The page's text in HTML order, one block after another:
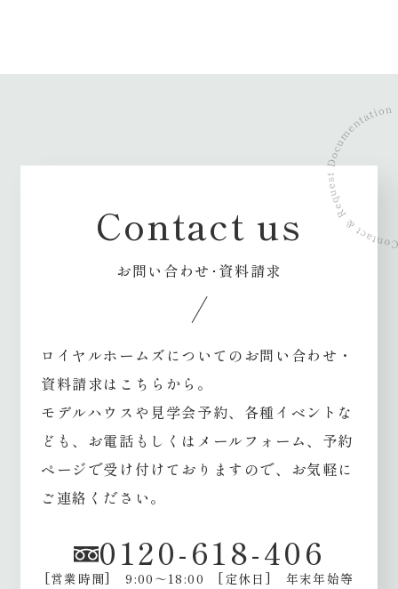
Contact us
お問い合わせ･資料請求
ロイヤルホームズについてのお問い合わせ・
資料請求はこちらから。
モデルハウスや見学会予約、各種イベントな
ども、 お電話もしくはメールフォーム、予約
ページで受け付けておりますので、お気軽に
ご連絡ください。
0120-618-406
[営業時間] 9:00～18:00 [定休日] 年末年始等